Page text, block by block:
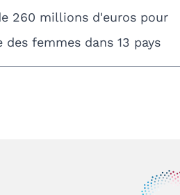
260 millions d'euros pour
des femmes dans 13 pays